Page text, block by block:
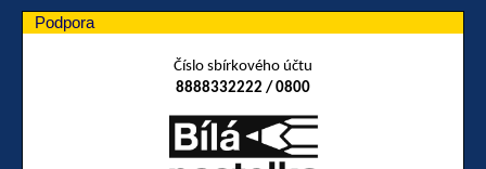
Podpora
Číslo sbírkového účtu
8888332222 / 0800